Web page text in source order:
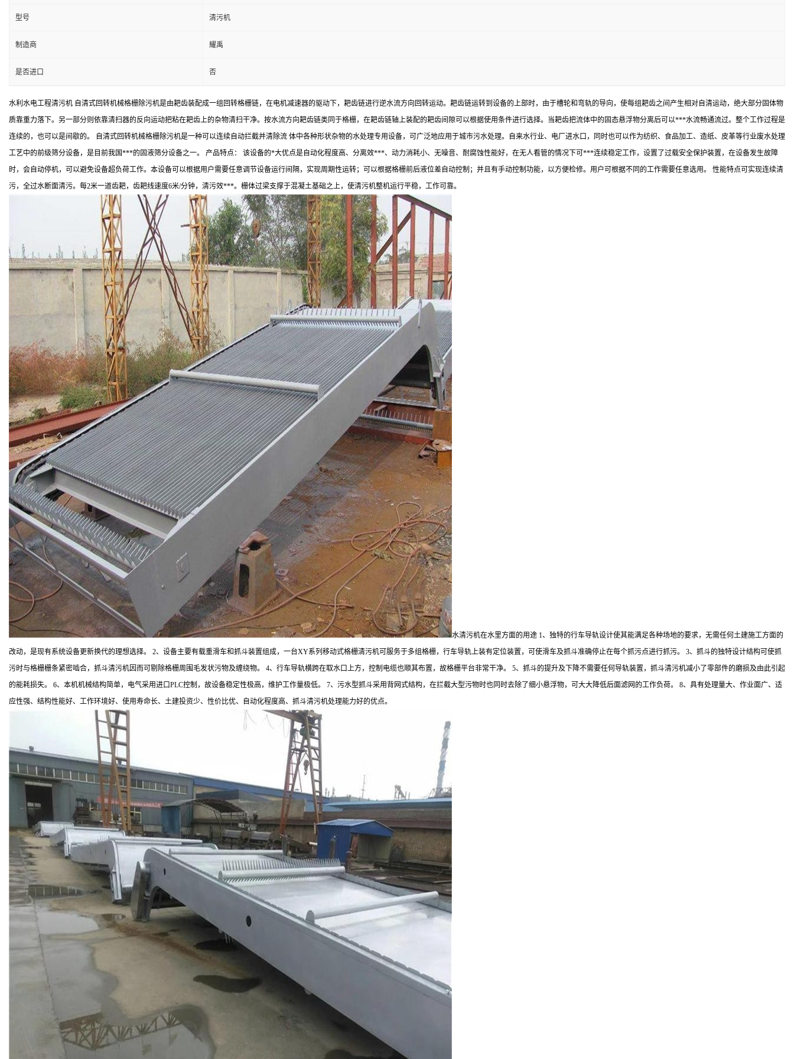
型号 清污机
制造商 耀禹
是否进口 否
水利水电工程清污机 自清式回转机械格栅除污机是由耙齿装配成一组回转格栅链，在电机减速器的驱动下，耙齿链进行逆水流方向回转运动。耙齿链运转到设备的上部时，由于槽轮和弯轨的导向，使每组耙齿之间产生相对自清运动，绝大部分固体物
质靠重力落下。另一部分则依靠清扫器的反向运动把粘在耙齿上的杂物清扫干净。按水流方向耙齿链类同于格栅，在耙齿链轴上装配的耙齿间隙可以根据使用条件进行选择。当耙齿把流体中的固态悬浮物分离后可以***水流畅通流过。整个工作过程是
连续的，也可以是间歇的。 自清式回转机械格栅除污机是一种可以连续自动拦截并清除流 体中各种形状杂物的水处理专用设备，可广泛地应用于城市污水处理。自来水行业、电厂进水口，同时也可以作为纺织、食品加工、造纸、皮革等行业废水处理
工艺中的前级筛分设备，是目前我国***的固液筛分设备之一。 产品特点： 该设备的*大优点是自动化程度高、分离效***、动力消耗小、无噪音、耐腐蚀性能好，在无人看管的情况下可***连续稳定工作，设置了过载安全保护装置，在设备发生故障
时，会自动停机，可以避免设备超负荷工作。本设备可以根据用户需要任意调节设备运行间隔，实现周期性运转；可以根据格栅前后液位差自动控制；并且有手动控制功能，以方便检修。用户可根据不同的工作需要任意选用。 性能特点可实现连续清
污，全过水断面清污。每2米一道齿耙，齿耙线速度6米/分钟，清污效***。栅体过梁支撑于混凝土基础之上，使清污机整机运行平稳，工作可靠。
水清污机在水里方面的用途 1、独特的行车导轨设计使其能满足各种场地的要求，无需任何土建施工方面的
改动，是现有系统设备更新换代的理想选择。 2、设备主要有载重滑车和抓斗装置组成，一台XY系列移动式格栅清污机可服务于多组格栅，行车导轨上装有定位装置，可使滑车及抓斗准确停止在每个抓污点进行抓污。 3、抓斗的独特设计结构可使抓
污时与格栅栅条紧密啮合，抓斗清污机因而可剔除格栅周围毛发状污物及缠绕物。 4、行车导轨横跨在取水口上方，控制电缆也顺其布置，故格栅平台非常干净。 5、抓斗的提升及下降不需要任何导轨装置，抓斗清污机减小了零部件的磨损及由此引起
的能耗损失。 6、本机机械结构简单，电气采用进口PLC控制，故设备稳定性极高，维护工作量极低。 7、污水型抓斗采用背网式结构，在拦截大型污物时也同时去除了细小悬浮物，可大大降低后面滤网的工作负荷。 8、具有处理量大、作业面广、适
应性强、结构性能好、工作环境好、使用寿命长、土建投资少、性价比优、自动化程度高、抓斗清污机处理能力好的优点。